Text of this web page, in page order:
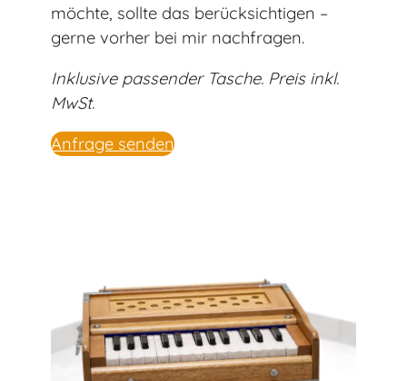
möchte, sollte das berücksichtigen –
gerne vorher bei mir nachfragen.
Inklusive passender Tasche. Preis inkl.
MwSt.
Anfrage senden